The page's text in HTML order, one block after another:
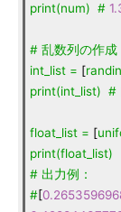
print(num) #
# 乱数列の作成
int_list = [
print(int_list) #
float_list = [
print(float_list)
# 出力例：
#[